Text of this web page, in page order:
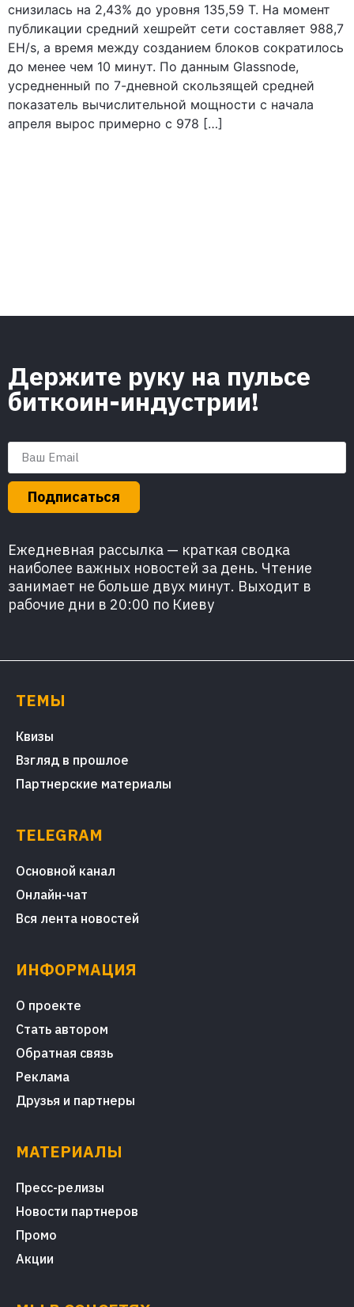
снизилась на 2,43% до уровня 135,59 T. На момент
публикации средний хешрейт сети составляет 988,7
EH/s, а время между созданием блоков сократилось
до менее чем 10 минут. По данным Glassnode,
усредненный по 7-дневной скользящей средней
показатель вычислительной мощности с начала
апреля вырос примерно с 978 […]
Держите руку на пульсе
биткоин-индустрии!
Подписаться
Ежедневная рассылка — краткая сводка
наиболее важных новостей за день. Чтение
занимает не больше двух минут. Выходит в
рабочие дни в 20:00 по Киеву
ТЕМЫ
Квизы
Взгляд в прошлое
Партнерские материалы
TELEGRAM
Основной канал
Онлайн-чат
Вся лента новостей
ИНФОРМАЦИЯ
О проекте
Стать автором
Обратная связь
Реклама
Друзья и партнеры
МАТЕРИАЛЫ
Пресс-релизы
Новости партнеров
Промо
Акции